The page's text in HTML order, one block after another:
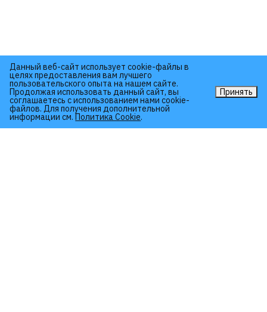
Данный веб-сайт использует cookie-файлы в
целях предоставления вам лучшего
пользовательского опыта на нашем сайте.
Продолжая использовать данный сайт, вы
соглашаетесь с использованием нами cookie-
файлов. Для получения дополнительной
информации см.Политика Cookie.
Принять